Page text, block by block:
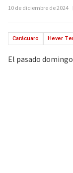
10 de diciembre de 2024
Carácuaro Hever
El pasado